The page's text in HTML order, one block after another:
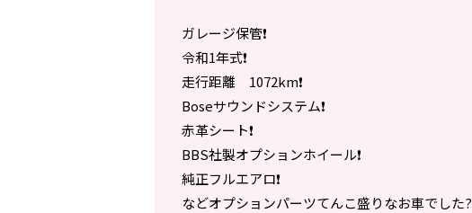
ガレージ保管❗️
令和1年式❗️
走行距離 1072km❗️
Boseサウンドシステム❗️
赤革シート❗️
BBS社製オプションホイール❗️
純正フルエアロ❗️
などオプションパーツてんこ盛りなお車でした?